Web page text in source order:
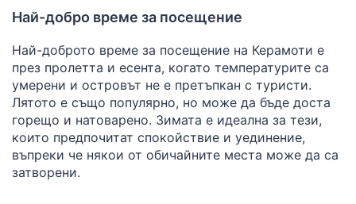
Най-добро време за посещение
Най-доброто време за посещение на Керамоти е
през пролетта и есента, когато температурите са
умерени и островът не е претъпкан с туристи.
Лятото е също популярно, но може да бъде доста
горещо и натоварено. Зимата е идеална за тези,
които предпочитат спокойствие и уединение,
въпреки че някои от обичайните места може да са
затворени.